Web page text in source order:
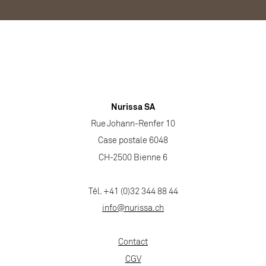
Nurissa SA
Rue Johann-Renfer 10
Case postale 6048
CH-2500 Bienne 6
Tél. +41 (0)32 344 88 44
info@nurissa.ch
Contact
CGV